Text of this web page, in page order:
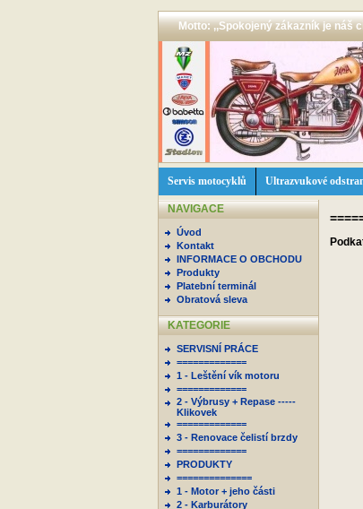
Motto: ,,Spokojený zákazník je náš
Servis motocyklů Ultrazvukové
NAVIGACE
Úvod
Kontakt
INFORMACE O OBCHODU
Produkty
Platební terminál
Obratová sleva
KATEGORIE
SERVISNÍ PRÁCE
=============
1 - Leštění vík motoru
=============
2 - Výbrusy + Repase -----
Klikovek
=============
3 - Renovace čelistí brzdy
=============
PRODUKTY
==============
1 - Motor + jeho části
2 - Karburátory